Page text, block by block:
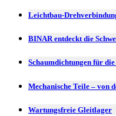
Leichtbau-
BINAR entdeckt die
Schaumdichtungen für
Mechanische Teile – von
Wartungsfreie Gleitlager